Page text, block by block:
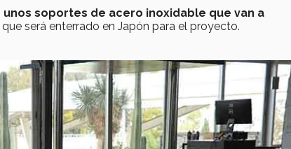
unos soportes de acero inoxidable que van a
será enterrado en Japón para el proyecto.